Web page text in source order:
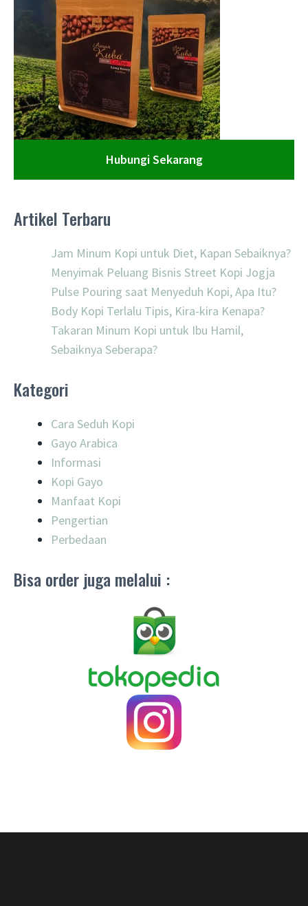
Hubungi Sekarang
Artikel Terbaru
Jam Minum Kopi untuk Diet, Kapan Sebaiknya?
Menyimak Peluang Bisnis Street Kopi Jogja
Pulse Pouring saat Menyeduh Kopi, Apa Itu?
Body Kopi Terlalu Tipis, Kira-kira Kenapa?
Takaran Minum Kopi untuk Ibu Hamil,
Sebaiknya Seberapa?
Kategori
Cara Seduh Kopi
Gayo Arabica
Informasi
Kopi Gayo
Manfaat Kopi
Pengertian
Perbedaan
Bisa order juga melalui :